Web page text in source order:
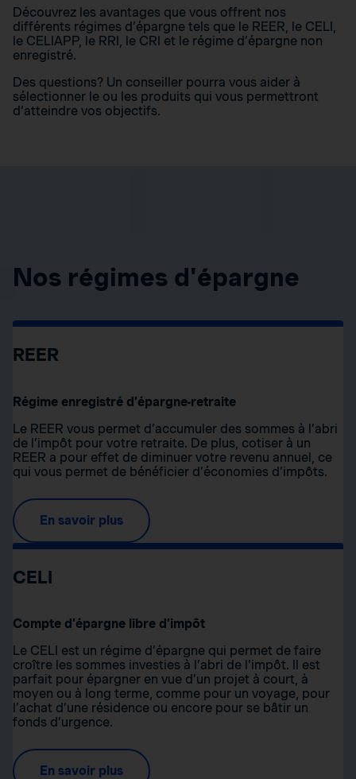
Découvrez les avantages que vous offrent nos
différents régimes d’épargne tels que le REER, le CELI,
le CELIAPP, le RRI, le CRI et le régime d’épargne non
enregistré.
Des questions? Un conseiller pourra vous aider à
sélectionner le ou les produits qui vous permettront
d’atteindre vos objectifs.
Nos régimes d'épargne
REER
Régime enregistré d’épargne-retraite
Le REER vous permet d’accumuler des sommes à l’abri
de l’impôt pour votre retraite. De plus, cotiser à un
REER a pour effet de diminuer votre revenu annuel, ce
qui vous permet de bénéficier d’économies d’impôts.
En savoir plus
CELI
Compte d’épargne libre d’impôt
Le CELI est un régime d’épargne qui permet de faire
croître les sommes investies à l’abri de l’impôt. Il est
parfait pour épargner en vue d’un projet à court, à
moyen ou à long terme, comme pour un voyage, pour
l’achat d’une résidence ou encore pour se bâtir un
fonds d’urgence.
En savoir plus